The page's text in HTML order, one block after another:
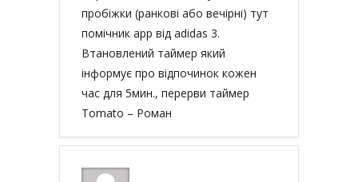
пробіжки (ранкові або вечірні) тут
помічник app від adidas 3.
Втановлений таймер який
інформує про відпочинок кожен
час для 5мин., перерви таймер
Tomato – Роман